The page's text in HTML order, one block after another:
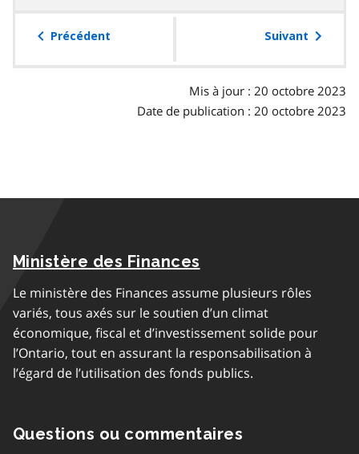
table
Précédent Suivant
Mis à jour : 20 octobre 2023
Date de publication : 20 octobre 2023
Ministère des Finances
Le ministère des Finances assume plusieurs rôles
variés, tous axés sur le soutien d’un climat
économique, fiscal et d’investissement solide pour
l’Ontario, tout en assurant la responsabilisation à
l’égard de l’utilisation des fonds publics.
Questions ou commentaires